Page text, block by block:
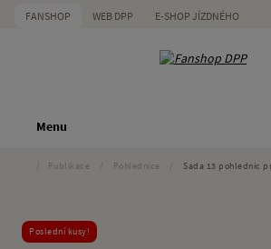
FANSHOP WEB DPP E-SHOP JÍZDNÉHO
Menu
Publikace Pohlednice Sada 13 pohlednic
Poslední kusy!